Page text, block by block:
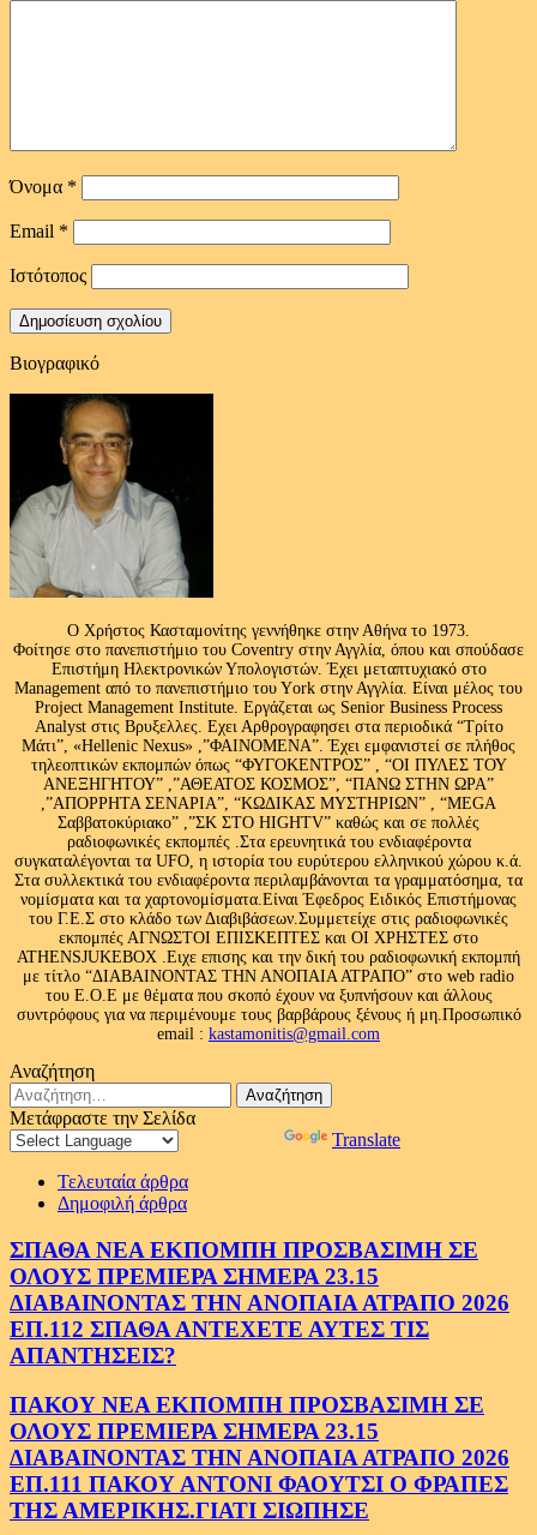
Όνομα *
Email *
Ιστότοπος
Βιογραφικό
Ο Χρήστος Κασταμονίτης γεννήθηκε στην Αθήνα το 1973.
Φοίτησε στο πανεπιστήμιο του Coventry στην Αγγλία, όπου και σπούδασε
Επιστήμη Ηλεκτρονικών Υπολογιστών. Έχει μεταπτυχιακό στο
Management από το πανεπιστήμιο του Υork στην Αγγλία. Είναι μέλος του
Project Management Institute. Εργάζεται ως Senior Business Process
Analyst στις Βρυξελλες. Εχει Αρθρογραφησει στα περιοδικά “Τρίτο
Μάτι”, «Hellenic Nexus» ,”ΦΑΙΝΟΜΕΝΑ”. Έχει εμφανιστεί σε πλήθος
τηλεοπτικών εκπομπών όπως “ΦΥΓΟΚΕΝΤΡΟΣ” , “ΟΙ ΠΥΛΕΣ ΤΟΥ
ΑΝΕΞΗΓΗΤΟΥ” ,”ΑΘΕΑΤΟΣ ΚΟΣΜΟΣ”, “ΠΑΝΩ ΣΤΗΝ ΩΡΑ”
,”ΑΠΟΡΡΗΤΑ ΣΕΝΑΡΙΑ”, “ΚΩΔΙΚΑΣ ΜΥΣΤΗΡΙΩΝ” , “MEGA
Σαββατοκύριακο” ,”ΣΚ ΣΤΟ HIGHTV” καθώς και σε πολλές
ραδιοφωνικές εκπομπές .Στα ερευνητικά του ενδιαφέροντα
συγκαταλέγονται τα UFO, η ιστορία του ευρύτερου ελληνικού χώρου κ.ά.
Στα συλλεκτικά του ενδιαφέροντα περιλαμβάνονται τα γραμματόσημα, τα
νομίσματα και τα χαρτονομίσματα.Είναι Έφεδρος Ειδικός Επιστήμονας
του Γ.Ε.Σ στο κλάδο των Διαβιβάσεων.Συμμετείχε στις ραδιοφωνικές
εκπομπές ΑΓΝΩΣΤΟΙ ΕΠΙΣΚΕΠΤΕΣ και ΟΙ ΧΡΗΣΤΕΣ στο
ATHENSJUKEBOX .Ειχε επισης και την δική του ραδιοφωνική εκπομπή
με τίτλο “ΔΙΑΒΑΙΝΟΝΤΑΣ ΤΗΝ ΑΝΟΠΑΙΑ ΑΤΡΑΠΟ” στο web radio
του Ε.Ο.Ε με θέματα που σκοπό έχουν να ξυπνήσουν και άλλους
συντρόφους για να περιμένουμε τους βαρβάρους ξένους ή μη.Προσωπικό
email : kastamonitis@gmail.com
Αναζήτηση
Αναζήτηση
για:
Μετάφραστε την Σελίδα
Translate
Τελευταία άρθρα
Δημοφιλή άρθρα
ΣΠΑΘΑ ΝΕΑ ΕΚΠΟΜΠΗ ΠΡΟΣΒΑΣΙΜΗ ΣΕ
ΟΛΟΥΣ ΠΡΕΜΙΕΡΑ ΣΗΜΕΡΑ 23.15
ΔΙΑΒΑΙΝΟΝΤΑΣ ΤΗΝ ΑΝΟΠΑΙΑ ΑΤΡΑΠΟ 2026
ΕΠ.112 ΣΠΑΘΑ ΑΝΤΕΧΕΤΕ ΑΥΤΕΣ ΤΙΣ
ΑΠΑΝΤΗΣΕΙΣ?
ΠΑΚΟΥ ΝΕΑ ΕΚΠΟΜΠΗ ΠΡΟΣΒΑΣΙΜΗ ΣΕ
ΟΛΟΥΣ ΠΡΕΜΙΕΡΑ ΣΗΜΕΡΑ 23.15
ΔΙΑΒΑΙΝΟΝΤΑΣ ΤΗΝ ΑΝΟΠΑΙΑ ΑΤΡΑΠΟ 2026
ΕΠ.111 ΠΑΚΟΥ ΑΝΤΟΝΙ ΦΑΟΥΤΣΙ Ο ΦΡΑΠΕΣ
ΤΗΣ ΑΜΕΡΙΚΗΣ.ΓΙΑΤΙ ΣΙΩΠΗΣΕ